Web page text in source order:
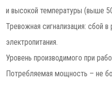
и высокой температуры (выше
Тревожная сигнализация: сбой в
электропитания.
Уровень производимого при
Потребляемая мощность – не